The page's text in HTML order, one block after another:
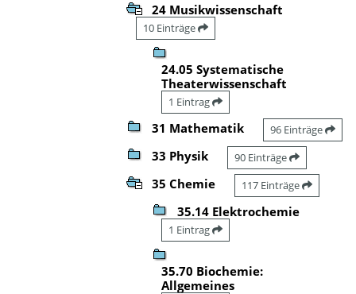
24 Musikwissenschaft
10 Einträge
24.05 Systematische
Theaterwissenschaft
1 Eintrag
31 Mathematik 96 Einträge
33 Physik 90 Einträge
35 Chemie 117 Einträge
35.14 Elektrochemie
1 Eintrag
35.70 Biochemie:
Allgemeines